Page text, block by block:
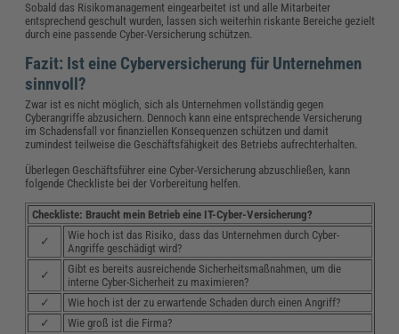
Sobald das Risikomanagement eingearbeitet ist und alle Mitarbeiter
entsprechend geschult wurden, lassen sich weiterhin riskante Bereiche gezielt
durch eine passende Cyber-Versicherung schützen.
Fazit: Ist eine Cyberversicherung für Unternehmen
sinnvoll?
Zwar ist es nicht möglich, sich als Unternehmen vollständig gegen
Cyberangriffe abzusichern. Dennoch kann eine entsprechende Versicherung
im Schadensfall vor finanziellen Konsequenzen schützen und damit
zumindest teilweise die Geschäftsfähigkeit des Betriebs aufrechterhalten.
Überlegen Geschäftsführer eine Cyber-Versicherung abzuschließen, kann
folgende Checkliste bei der Vorbereitung helfen.
Checkliste: Braucht mein Betrieb eine IT-Cyber-Versicherung?
✓
Wie hoch ist das Risiko, dass das Unternehmen durch Cyber-
Angriffe geschädigt wird?
✓
Gibt es bereits ausreichende Sicherheitsmaßnahmen, um die
interne Cyber-Sicherheit zu maximieren?
✓
Wie hoch ist der zu erwartende Schaden durch einen Angriff?
✓
Wie groß ist die Firma?